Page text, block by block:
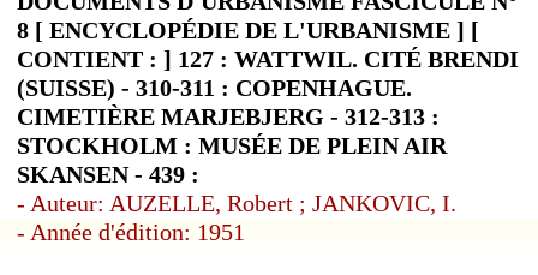
8 [ ENCYCLOPÉDIE DE L'URBANISME ] [
CONTIENT : ] 127 : WATTWIL. CITÉ BRENDI
(SUISSE) - 310-311 : COPENHAGUE.
CIMETIÈRE MARJEBJERG - 312-313 :
STOCKHOLM : MUSÉE DE PLEIN AIR
SKANSEN - 439 :
- Auteur: AUZELLE, Robert ; JANKOVIC, I.
- Année d'édition: 1951